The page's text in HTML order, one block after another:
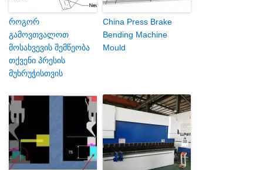
როგორ
გამოვთვალოთ
მოსახვევის შემწეობა
თქვენი პრესის
მუხრუჭისთვის
China Press Brake
Bending Machine
Mould